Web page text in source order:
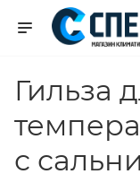
Гильза
с